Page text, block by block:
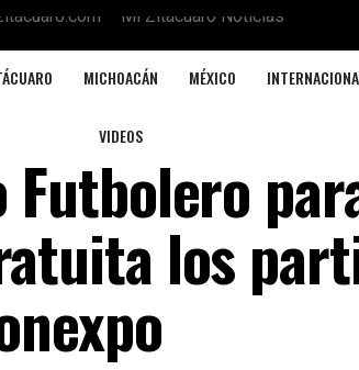
MICHOACÁN MÉXICO
VIDEOS
los